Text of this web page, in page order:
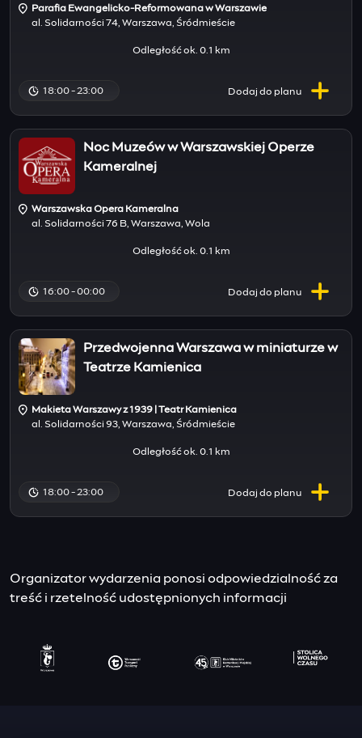
Parafia Ewangelicko-Reformowana w Warszawie
al. Solidarności 74, Warszawa, Śródmieście
Odległość ok. 0.1 km
18:00 - 23:00 Dodaj do planu
Noc Muzeów w Warszawskiej Operze
Kameralnej
Warszawska Opera Kameralna
al. Solidarności 76 B, Warszawa, Wola
Odległość ok. 0.1 km
16:00 - 00:00 Dodaj do planu
Przedwojenna Warszawa w miniaturze w
Teatrze Kamienica
Makieta Warszawy z 1939 | Teatr Kamienica
al. Solidarności 93, Warszawa, Śródmieście
Odległość ok. 0.1 km
18:00 - 23:00 Dodaj do planu
Organizator wydarzenia ponosi odpowiedzialność za
treść i rzetelność udostępnionych informacji